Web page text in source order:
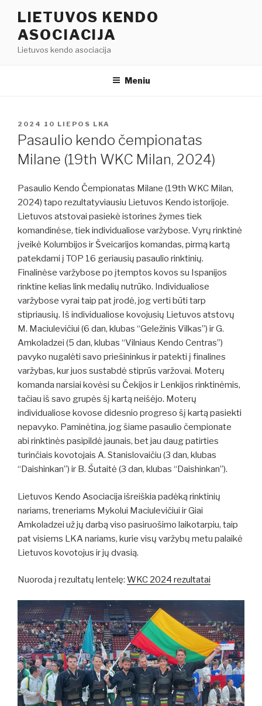
turinio
LIETUVOS KENDO
ASOCIACIJA
Lietuvos kendo asociacija
Meniu
PASKELBTA
2024 10 LIEPOS LKA
Pasaulio kendo čempionatas
Milane (19th WKC Milan, 2024)
Pasaulio Kendo Čempionatas Milane (19th WKC Milan,
2024) tapo rezultatyviausiu Lietuvos Kendo istorijoje.
Lietuvos atstovai pasiekė istorines žymes tiek
komandinėse, tiek individualiose varžybose. Vyrų rinktinė
įveikė Kolumbijos ir Šveicarijos komandas, pirmą kartą
patekdami į TOP 16 geriausių pasaulio rinktinių.
Finalinėse varžybose po įtemptos kovos su Ispanijos
rinktine kelias link medalių nutrūko. Individualiose
varžybose vyrai taip pat įrodė, jog verti būti tarp
stipriausių. Iš individualiose kovojusių Lietuvos atstovų
M. Maciulevičiui (6 dan, klubas “Geležinis Vilkas”) ir G.
Amkoladzei (5 dan, klubas “Vilniaus Kendo Centras”)
pavyko nugalėti savo priešininkus ir patekti į finalines
varžybas, kur juos sustabdė stiprūs varžovai. Moterų
komanda narsiai kovėsi su Čekijos ir Lenkijos rinktinėmis,
tačiau iš savo grupės šį kartą neišėjo. Moterų
individualiose kovose didesnio progreso šį kartą pasiekti
nepavyko. Paminėtina, jog šiame pasaulio čempionate
abi rinktinės pasipildė jaunais, bet jau daug patirties
turinčiais kovotojais A. Stanislovaičiu (3 dan, klubas
“Daishinkan”) ir B. Šutaitė (3 dan, klubas “Daishinkan”).
Lietuvos Kendo Asociacija išreiškia padėką rinktinių
nariams, treneriams Mykolui Maciulevičiui ir Giai
Amkoladzei už jų darbą viso pasiruošimo laikotarpiu, taip
pat visiems LKA nariams, kurie visų varžybų metu palaikė
Lietuvos kovotojus ir jų dvasią.
Nuoroda į rezultatų lentelę: WKC 2024 rezultatai